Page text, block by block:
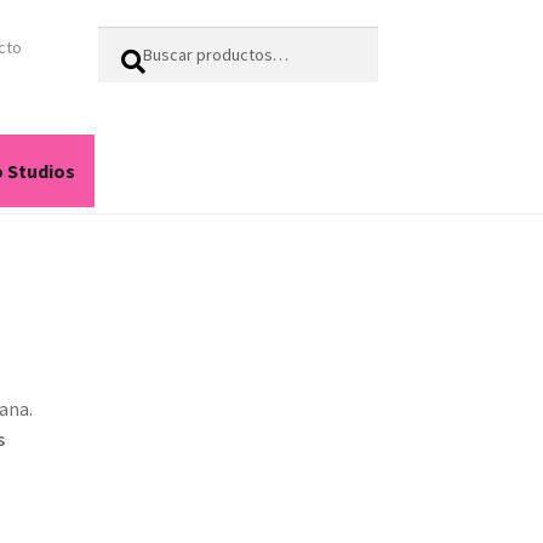
Buscar
Buscar
Studios